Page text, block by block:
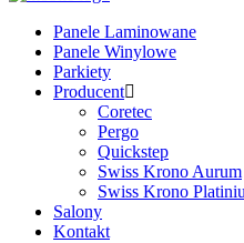
Panele Laminowane
Panele Winylowe
Parkiety
Producent
Coretec
Pergo
Quickstep
Swiss Krono Aurum
Swiss Krono
Salony
Kontakt